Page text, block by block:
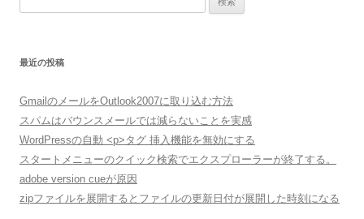
最近の投稿
GmailのメールをOutlook2007に取り込む方法
スパムはバウンスメールでは減らないことを実感
WordPressの自動 <p>タグ 挿入機能を無効にする
スタートメニューのクイック検索でエクスプローラーが終了する。
adobe version cueが原因
zipファイルを展開するとファイルの更新日付が展開した時刻になる